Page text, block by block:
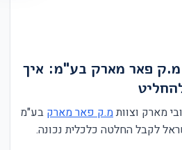
מ.ק פאר מארק בע"מ: איך
מ.ק פאר מארק בע"מ
לקבל החלטה כלכלית נכונה.